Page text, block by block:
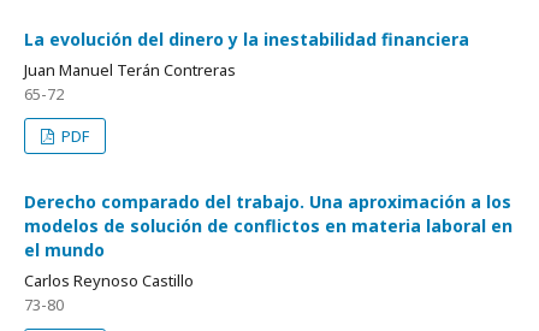
La evolución del dinero y la inestabilidad financiera
Juan Manuel Terán Contreras
65-72
PDF
Derecho comparado del trabajo. Una aproximación a los
modelos de solución de conflictos en materia laboral en
el mundo
Carlos Reynoso Castillo
73-80